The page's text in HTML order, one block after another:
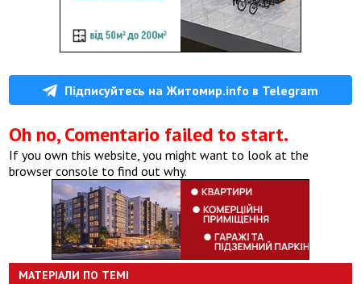
Підписуйтесь на Житомир.info в Telegram
Oh no, Comentario failed to start.
If you own this website, you might want to look at the
browser console to find out why.
МАТЕРІАЛИ ПО ТЕМІ